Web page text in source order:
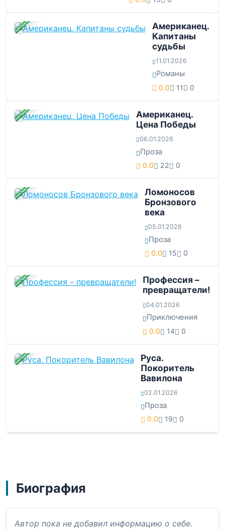
ЗАВЕРШЕНА
Американец.
Капитаны
судьбы
11.01.2026
Романы
0.0 11 0
ЗАВЕРШЕНА
Американец.
Цена Победы
06.01.2026
Проза
0.0 22 0
ЗАВЕРШЕНА
Ломоносов
Бронзового
века
05.01.2026
Проза
0.0 15 0
ЗАВЕРШЕНА
Профессия –
превращатели!
04.01.2026
Приключения
0.0 14 0
ЗАВЕРШЕНА
Руса.
Покоритель
Вавилона
02.01.2026
Проза
0.0 19 0
Биография
Автор пока не добавил информацию о себе.